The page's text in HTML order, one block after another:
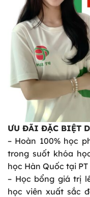
ƯU ĐÃI ĐẶC BIỆT
– Hoàn 100% học
trong suốt khóa
học Hàn Quốc tại PT
– Học bổng giá trị
học viên xuất sắc